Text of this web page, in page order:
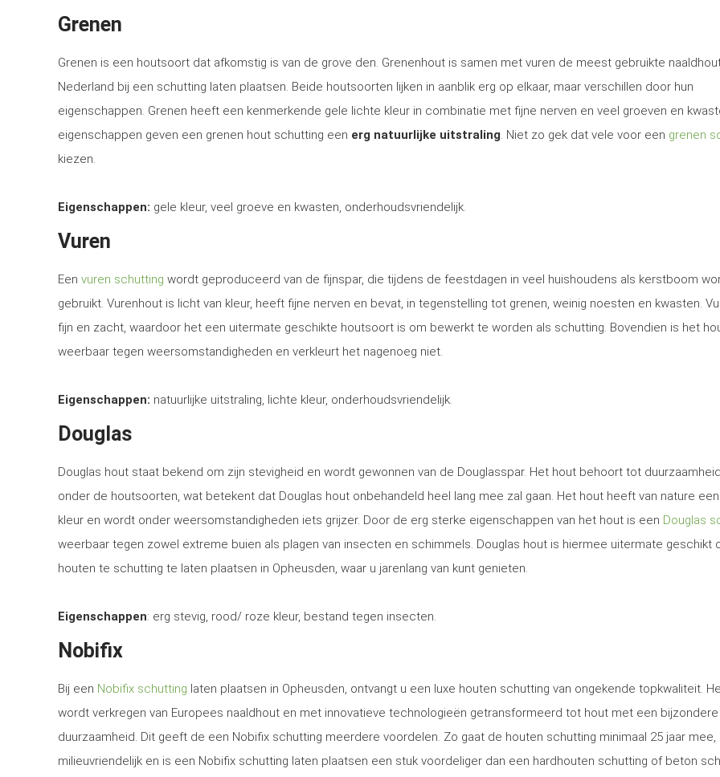
Grenen
Grenen is een houtsoort dat afkomstig is van de grove den. Grenenhout is samen met vuren de meest gebruikte
Nederland bij een schutting laten plaatsen. Beide houtsoorten lijken in aanblik erg op elkaar, maar verschillen door hun
eigenschappen. Grenen heeft een kenmerkende gele lichte kleur in combinatie met fijne nerven en veel groeven en
eigenschappen geven een grenen hout schutting een erg natuurlijke uitstraling. Niet zo gek dat vele voor een grenen
kiezen.
Eigenschappen: gele kleur, veel groeve en kwasten, onderhoudsvriendelijk.
Vuren
Een vuren schutting wordt geproduceerd van de fijnspar, die tijdens de feestdagen in veel huishoudens als kerstboom
gebruikt. Vurenhout is licht van kleur, heeft fijne nerven en bevat, in tegenstelling tot grenen, weinig noesten en kwasten.
fijn en zacht, waardoor het een uitermate geschikte houtsoort is om bewerkt te worden als schutting. Bovendien is het
weerbaar tegen weersomstandigheden en verkleurt het nagenoeg niet.
Eigenschappen: natuurlijke uitstraling, lichte kleur, onderhoudsvriendelijk.
Douglas
Douglas hout staat bekend om zijn stevigheid en wordt gewonnen van de Douglasspar. Het hout behoort tot
onder de houtsoorten, wat betekent dat Douglas hout onbehandeld heel lang mee zal gaan. Het hout heeft van nature
kleur en wordt onder weersomstandigheden iets grijzer. Door de erg sterke eigenschappen van het hout is een Douglas
weerbaar tegen zowel extreme buien als plagen van insecten en schimmels. Douglas hout is hiermee uitermate geschikt
houten te schutting te laten plaatsen in Opheusden, waar u jarenlang van kunt genieten.
Eigenschappen: erg stevig, rood/ roze kleur, bestand tegen insecten.
Nobifix
Bij een Nobifix schutting laten plaatsen in Opheusden, ontvangt u een luxe houten schutting van ongekende topkwaliteit.
wordt verkregen van Europees naaldhout en met innovatieve technologieën getransformeerd tot hout met een
duurzaamheid. Dit geeft de een Nobifix schutting meerdere voordelen. Zo gaat de houten schutting minimaal 25 jaar mee,
milieuvriendelijk en is een Nobifix schutting laten plaatsen een stuk voordeliger dan een hardhouten schutting of beton